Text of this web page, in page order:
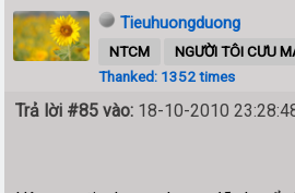
Tieuhuongduong
NTCM
NGƯỜI TÔI CƯU
Thanked: 1352 times
Trả lời #85 vào: 18-10-2010